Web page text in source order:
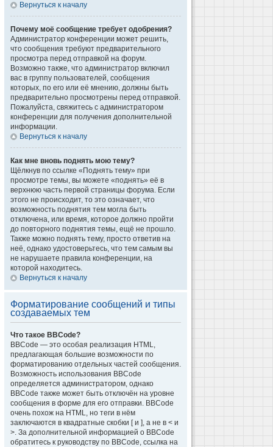
Вернуться к началу
Почему моё сообщение требует одобрения?
Администратор конференции может решить,
что сообщения требуют предварительного
просмотра перед отправкой на форум.
Возможно также, что администратор включил
вас в группу пользователей, сообщения
которых, по его или её мнению, должны быть
предварительно просмотрены перед отправкой.
Пожалуйста, свяжитесь с администратором
конференции для получения дополнительной
информации.
Вернуться к началу
Как мне вновь поднять мою тему?
Щёлкнув по ссылке «Поднять тему» при
просмотре темы, вы можете «поднять» её в
верхнюю часть первой страницы форума. Если
этого не происходит, то это означает, что
возможность поднятия тем могла быть
отключена, или время, которое должно пройти
до повторного поднятия темы, ещё не прошло.
Также можно поднять тему, просто ответив на
неё, однако удостоверьтесь, что тем самым вы
не нарушаете правила конференции, на
которой находитесь.
Вернуться к началу
Форматирование сообщений и типы
создаваемых тем
Что такое BBCode?
BBCode — это особая реализация HTML,
предлагающая большие возможности по
форматированию отдельных частей сообщения.
Возможность использования BBCode
определяется администратором, однако
BBCode также может быть отключён на уровне
сообщения в форме для его отправки. BBCode
очень похож на HTML, но теги в нём
заключаются в квадратные скобки [ и ], а не в < и
>. За дополнительной информацией о BBCode
обратитесь к руководству по BBCode, ссылка на